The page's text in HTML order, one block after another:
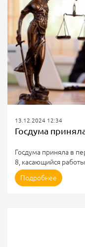
могут...
13.12.2024 12:34
Госдума приняла в
8, касающийся
Авторы проекта
взыскания
уведомлять
взыскателя,
реагирования
Подробнее